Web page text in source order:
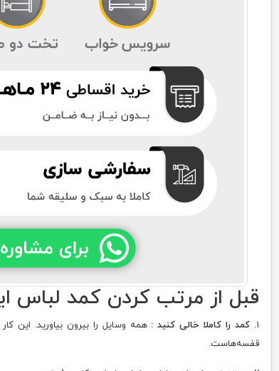
قبل از مرتب کردن کمد لباس این ۳ کار را انجام
۱. کمد را کاملا خالی کنید :همه وسایل را بیرون بیاورید. این
قفسه‌هاست.